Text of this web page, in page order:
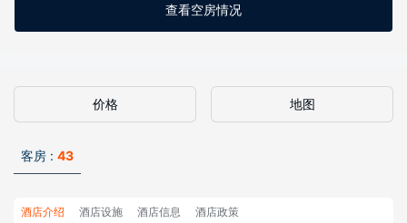
查看空房情况
价格 地图
客房 : 43
酒店介绍 酒店设施 酒店信息 酒店政策